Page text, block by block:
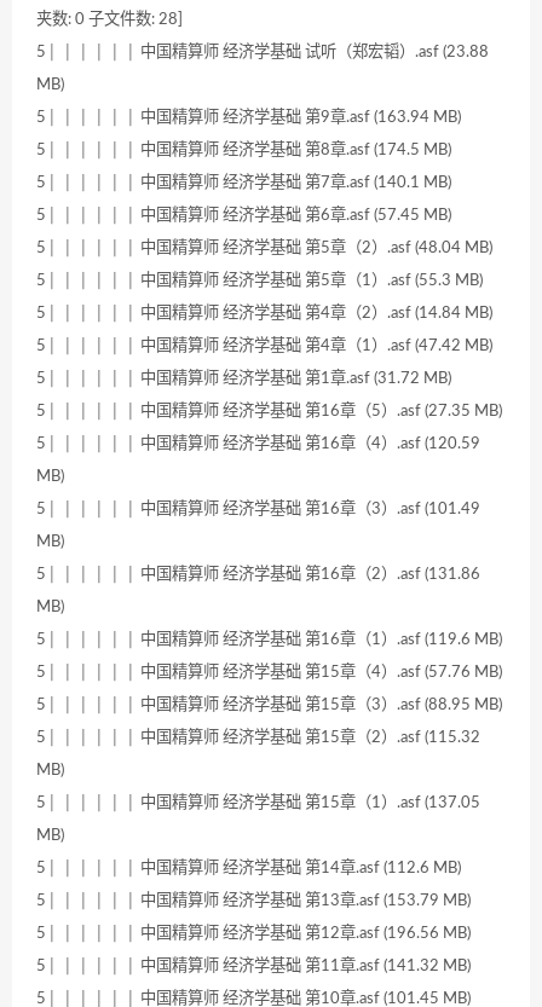
夹数: 0 子文件数: 28]
5│ │ │ │ │ │ 中国精算师 经济学基础 试听（郑宏韬）.asf (23.88
MB)
5│ │ │ │ │ │ 中国精算师 经济学基础 第9章.asf (163.94 MB)
5│ │ │ │ │ │ 中国精算师 经济学基础 第8章.asf (174.5 MB)
5│ │ │ │ │ │ 中国精算师 经济学基础 第7章.asf (140.1 MB)
5│ │ │ │ │ │ 中国精算师 经济学基础 第6章.asf (57.45 MB)
5│ │ │ │ │ │ 中国精算师 经济学基础 第5章（2）.asf (48.04 MB)
5│ │ │ │ │ │ 中国精算师 经济学基础 第5章（1）.asf (55.3 MB)
5│ │ │ │ │ │ 中国精算师 经济学基础 第4章（2）.asf (14.84 MB)
5│ │ │ │ │ │ 中国精算师 经济学基础 第4章（1）.asf (47.42 MB)
5│ │ │ │ │ │ 中国精算师 经济学基础 第1章.asf (31.72 MB)
5│ │ │ │ │ │ 中国精算师 经济学基础 第16章（5）.asf (27.35 MB)
5│ │ │ │ │ │ 中国精算师 经济学基础 第16章（4）.asf (120.59
MB)
5│ │ │ │ │ │ 中国精算师 经济学基础 第16章（3）.asf (101.49
MB)
5│ │ │ │ │ │ 中国精算师 经济学基础 第16章（2）.asf (131.86
MB)
5│ │ │ │ │ │ 中国精算师 经济学基础 第16章（1）.asf (119.6 MB)
5│ │ │ │ │ │ 中国精算师 经济学基础 第15章（4）.asf (57.76 MB)
5│ │ │ │ │ │ 中国精算师 经济学基础 第15章（3）.asf (88.95 MB)
5│ │ │ │ │ │ 中国精算师 经济学基础 第15章（2）.asf (115.32
MB)
5│ │ │ │ │ │ 中国精算师 经济学基础 第15章（1）.asf (137.05
MB)
5│ │ │ │ │ │ 中国精算师 经济学基础 第14章.asf (112.6 MB)
5│ │ │ │ │ │ 中国精算师 经济学基础 第13章.asf (153.79 MB)
5│ │ │ │ │ │ 中国精算师 经济学基础 第12章.asf (196.56 MB)
5│ │ │ │ │ │ 中国精算师 经济学基础 第11章.asf (141.32 MB)
5│ │ │ │ │ │ 中国精算师 经济学基础 第10章.asf (101.45 MB)